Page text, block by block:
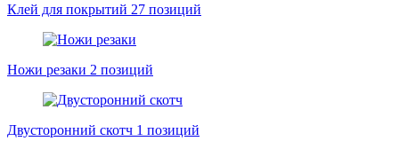
Клей для покрытий 27 позиций
Ножи резаки 2 позиций
Двусторонний скотч 1 позиций